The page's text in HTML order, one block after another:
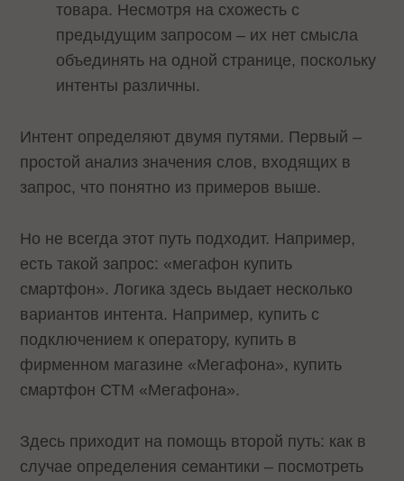
товара. Несмотря на схожесть с
предыдущим запросом – их нет смысла
объединять на одной странице, поскольку
интенты различны.
Интент определяют двумя путями. Первый –
простой анализ значения слов, входящих в
запрос, что понятно из примеров выше.
Но не всегда этот путь подходит. Например,
есть такой запрос: «мегафон купить
смартфон». Логика здесь выдает несколько
вариантов интента. Например, купить с
подключением к оператору, купить в
фирменном магазине «Мегафона», купить
смартфон СТМ «Мегафона».
Здесь приходит на помощь второй путь: как в
случае определения семантики – посмотреть